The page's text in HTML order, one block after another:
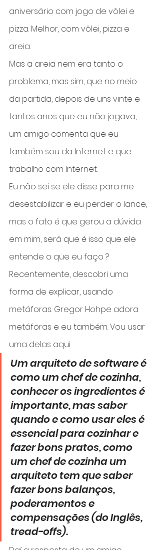
aniversário com jogo de vôlei e
pizza. Melhor, com vôlei, pizza e
areia.
Mas a areia nem era tanto o
problema, mas sim, que no meio
da partida, depois de uns vinte e
tantos anos que eu não jogava,
um amigo comenta que eu
também sou da Internet e que
trabalho com Internet.
Eu não sei se ele disse para me
desestabilizar e eu perder o lance,
mas o fato é que gerou a dúvida
em mim, será que é isso que ele
entende o que eu faço ?
Recentemente, descobri uma
forma de explicar, usando
metáforas. Gregor Hohpe adora
metáforas e eu também. Vou usar
uma delas aqui.
Um arquiteto de software é
como um chef de cozinha,
conhecer os ingredientes é
importante, mas saber
quando e como usar eles é
essencial para cozinhar e
fazer bons pratos, como
um chef de cozinha um
arquiteto tem que saber
fazer bons balanços,
poderamentos e
compensações (do Inglês,
tread-offs).